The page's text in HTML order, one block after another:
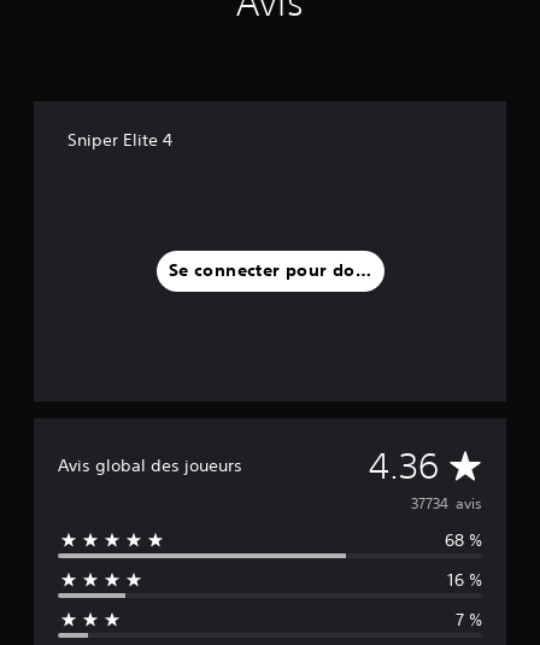
Sniper Elite 4
Se connecter pour donner un avis
Avis global des joueurs 4.36 M
o
y
e
37734 avis
68 %
16 %
7 %